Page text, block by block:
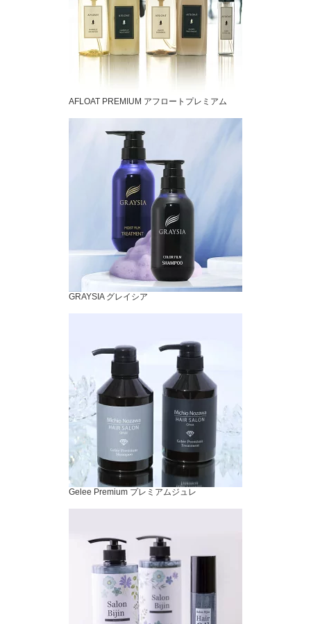
AFLOAT PREMIUM アフロートプレミアム
GRAYSIA グレイシア
Gelee Premium プレミアムジュレ